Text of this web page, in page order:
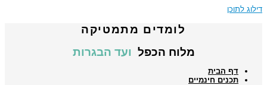
דילוג לתוכן
לומדים מתמטיקה
מלוח הכפל ועד הבגרות
דף הבית
תכנים חינמיים